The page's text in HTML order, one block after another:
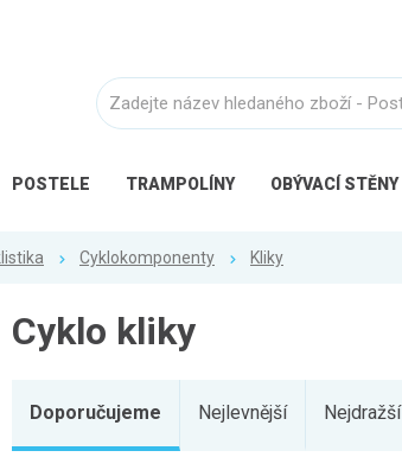
POSTELE TRAMPOLÍNY OBÝVACÍ STĚNY
Cyklokomponenty Kliky
Cyklo kliky
Doporučujeme Nejlevnější Nejdražší